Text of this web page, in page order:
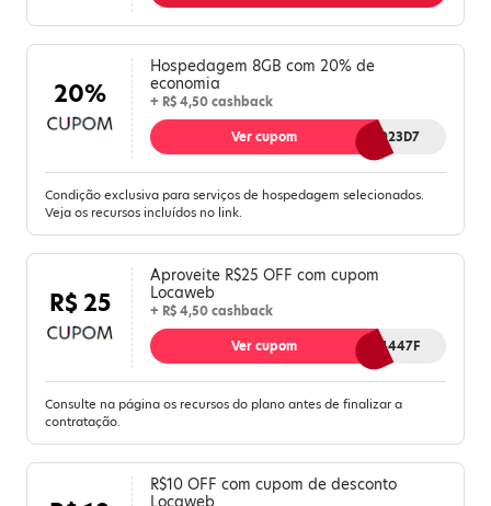
20%
Hospedagem 8GB com 20% de
economia
+ R$ 4,50 cashback
RVDLW023D7
Ver cupom
Condição exclusiva para serviços de hospedagem selecionados.
Veja os recursos incluídos no link.
R$ 25
Aproveite R$25 OFF com cupom
Locaweb
+ R$ 4,50 cashback
PBXAF4447F
Ver cupom
Consulte na página os recursos do plano antes de finalizar a
contratação.
R$10 OFF com cupom de desconto